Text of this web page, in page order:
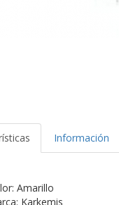
Información
Amarillo
Karkemis